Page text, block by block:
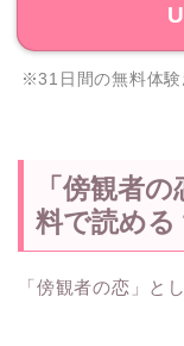
※31日間の無料体験
「傍観者
料で読める
「傍観者の恋」と